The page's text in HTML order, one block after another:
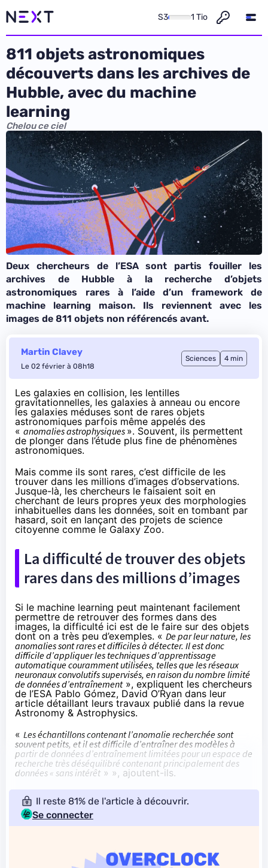
S3 1 Tio
811 objets astronomiques
découverts dans les archives de
Hubble, avec du machine
learning
Chelou ce ciel
Deux chercheurs de l’ESA sont partis fouiller les
archives de Hubble à la recherche d’objets
astronomiques rares à l’aide d’un framework de
machine learning maison. Ils reviennent avec les
images de 811 objets non référencés avant.
Martin Clavey
Le 02 février à 08h18
Sciences 4 min
Les galaxies en collision, les lentilles
gravitationnelles, les galaxies à anneau ou encore
les galaxies méduses sont de rares objets
astronomiques parfois même appelés des
« anomalies astrophysiques ». Souvent, ils permettent
de plonger dans l’étude plus fine de phénomènes
astronomiques.
Mais comme ils sont rares, c’est difficile de les
trouver dans les millions d’images d’observations.
Jusque-là, les chercheurs le faisaient soit en
cherchant de leurs propres yeux des morphologies
inhabituelles dans les données, soit en tombant par
hasard, soit en lançant des projets de science
citoyenne comme le Galaxy Zoo.
La difficulté de trouver des objets
rares dans des millions d’images
Si le machine learning peut maintenant facilement
permettre de retrouver des formes dans des
images, la difficulté ici est de le faire sur des objets
dont on a très peu d’exemples. « De par leur nature, les
anomalies sont rares et difficiles à détecter. Il est donc
difficile d’appliquer les techniques d’apprentissage
automatique couramment utilisées, telles que les réseaux
neuronaux convolutifs supervisés, en raison du nombre limité
de données d’entraînement», expliquent les chercheurs
de l’ESA Pablo Gómez, David O’Ryan dans leur
article détaillant leurs travaux publié dans la revue
Astronomy & Astrophysics.
« Les échantillons contenant l’anomalie recherchée sont
souvent petits, et il est difficile d’entraîner des modèles à
partir de données d’entraînement limitées pour un espace de
recherche très déséquilibré contenant principalement des
données « sans intérêt » », ajoutent-ils.
Il reste 81% de l'article à découvrir.
Se connecter